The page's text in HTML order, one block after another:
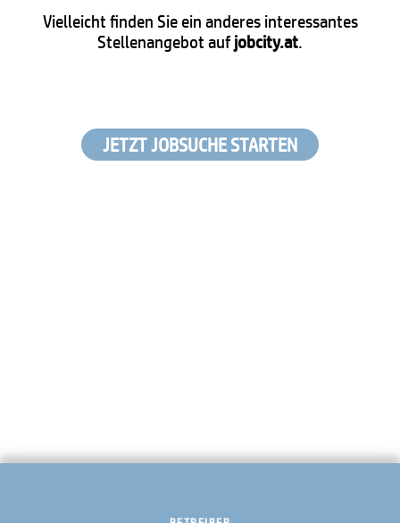
Vielleicht finden Sie ein anderes interessantes
Stellenangebot aufjobcity.at.
JETZT JOBSUCHE STARTEN